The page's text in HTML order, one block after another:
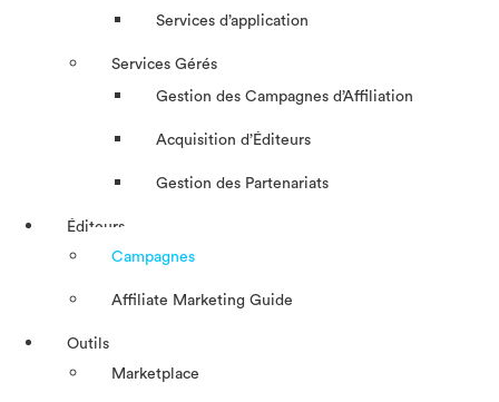
Services d’application
Services Gérés
Gestion des Campagnes d’Affiliation​
Acquisition d’Éditeurs
Gestion des Partenariats
Éditeurs
Campagnes
Affiliate Marketing Guide
Outils
Marketplace